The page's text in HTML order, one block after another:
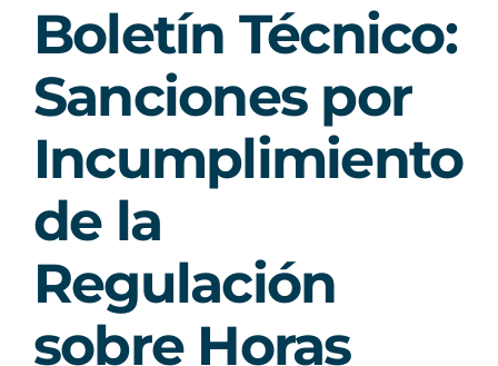
Boletín Técnico:
Sanciones por
Incumplimiento
de la
Regulación
sobre Horas